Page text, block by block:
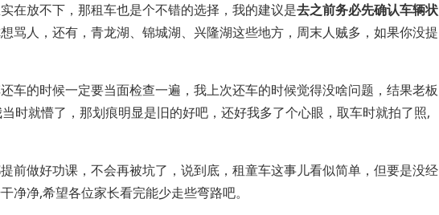
在放不下，那租车也是个不错的选择，我的建议是去之前务必先确认车辆状
骂人，还有，青龙湖、锦城湖、兴隆湖这些地方，周末人贼多，如果你没提
车的时候一定要当面检查一遍，我上次还车的时候觉得没啥问题，结果老板
时就懵了，那划痕明显是旧的好吧，还好我多了个心眼，取车时就拍了照,
前做好功课，不会再被坑了，说到底，租童车这事儿看似简单，但要是没经
净净,希望各位家长看完能少走些弯路吧。